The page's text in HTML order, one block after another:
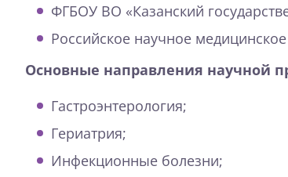
ФГБОУ ВО «Казанский
Российское научное
Основные направления научной
Гастроэнтерология;
Гериатрия;
Инфекционные болезни;